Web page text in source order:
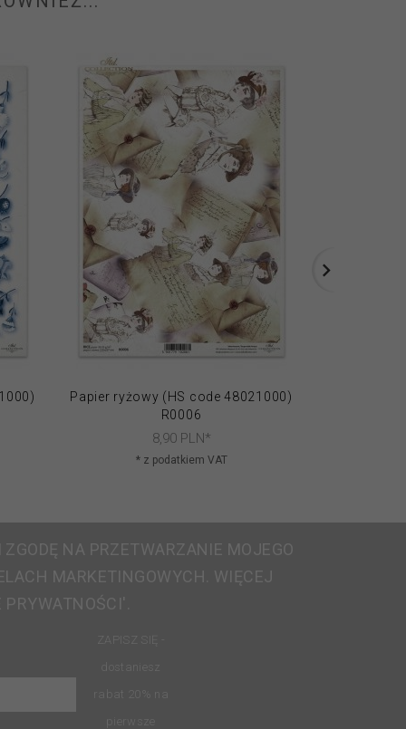
Papier ryżowy (HS code 48021000)
R0006
8,90 PLN*
* z podatkiem VAT
NA PRZETWARZANIE MOJEGO
MARKETINGOWYCH. WIĘCEJ
ZAPISZ SIĘ -
dostaniesz
rabat 20% na
pierwsze